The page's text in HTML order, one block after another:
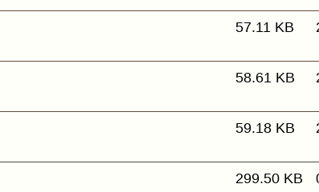
57.11 KB
58.61 KB
59.18 KB
299.50 KB